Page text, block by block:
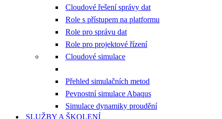
Cloudové řešení správy dat
Role s přístupem na platformu
Role pro správu dat
Role pro projektové řízení
Cloudové simulace
Přehled simulačních metod
Pevnostní simulace Abaqus
Simulace dynamiky proudění
SLUŽBY A ŠKOLENÍ